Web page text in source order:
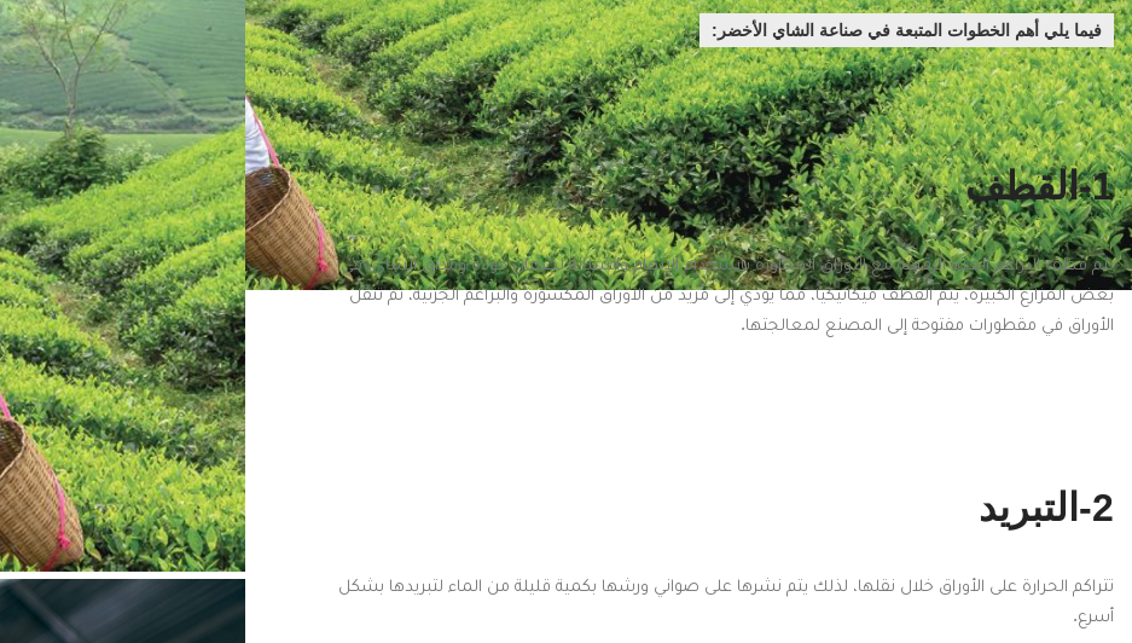
فيما يلي أهم الخطوات المتبعة في صناعة الشاي الأخضر:
1-القطف
يتم قطف البراعم العليا الرقيقة مع الأوراق المجاورة باستخدام الإبهام والسبابة لضمان جودة ومذاق الشاي. في
بعض المزارع الكبيرة، يتم القطف ميكانيكياً، مما يؤدي إلى مزيد من الأوراق المكسورة والبراعم الجزئية، ثم تنقل
الأوراق في مقطورات مفتوحة إلى المصنع لمعالجتها.
2-التبريد
تتراكم الحرارة على الأوراق خلال نقلها، لذلك يتم نشرها على صواني ورشها بكمية قليلة من الماء لتبريدها بشكل
أسرع.